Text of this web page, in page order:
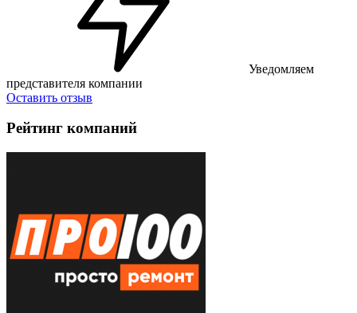
Уведомляем
представителя компании
Оставить отзыв
Рейтинг компаний